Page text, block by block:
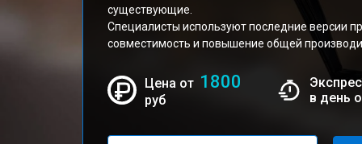
существующие.
Специалисты используют последние версии
совместимость и повышение общей
Цена от 1800
руб
в день